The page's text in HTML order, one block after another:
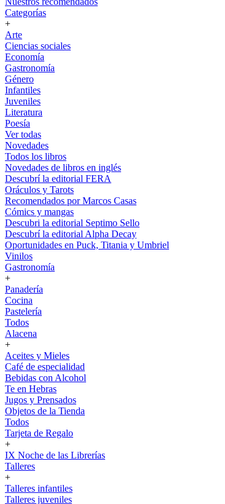
Categorías
+
Arte
Ciencias sociales
Economía
Gastronomía
Género
Infantiles
Juveniles
Literatura
Poesía
Ver todas
Novedades
Todos los libros
Novedades de libros en inglés
Descubrí la editorial FERA
Oráculos y Tarots
Recomendados por Marcos Casas
Cómics y mangas
Descubri la editorial Septimo Sello
Descubrí la editorial Alpha Decay
Oportunidades en Puck, Titania y Umbriel
Vinilos
Gastronomía
+
Panadería
Cocina
Pastelería
Todos
Alacena
+
Aceites y Mieles
Café de especialidad
Bebidas con Alcohol
Te en Hebras
Jugos y Prensados
Objetos de la Tienda
Todos
Tarjeta de Regalo
+
IX Noche de las Librerías
Talleres
+
Talleres infantiles
Talleres juveniles